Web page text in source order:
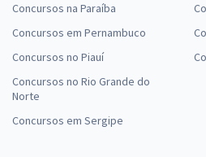
Concursos na Paraíba
Concursos em Pernambuco
Concursos no Piauí
Concursos no Rio Grande do
Norte
Concursos em Sergipe